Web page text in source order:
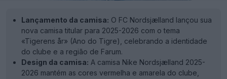
Lançamento da camisa: O FC Nordsjælland lançou sua
nova camisa titular para 2025-2026 com o tema
«Tigerens år» (Ano do Tigre), celebrando a identidade
do clube e a região de Farum.
Design da camisa: A camisa Nike Nordsjælland 2025-
2026 mantém as cores vermelha e amarela do clube,